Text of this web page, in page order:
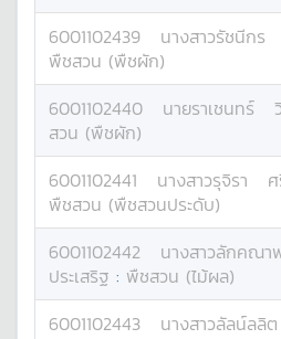
6001102439 นางสาวรัชนีกร
พืชสวน (พืชผัก)
6001102440 นายราเชนทร์
สวน (พืชผัก)
6001102441 นางสาวรุจิรา
พืชสวน (พืชสวนประดับ)
6001102442 นางสาวลักคณา
ประเสริฐ : พืชสวน (ไม้ผล)
6001102443 นางสาวลัลน์ลลิต